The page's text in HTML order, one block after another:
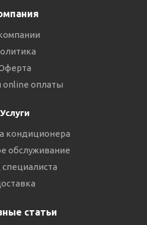
online оплаты
Услуги
кондиционера
обслуживание
статьи